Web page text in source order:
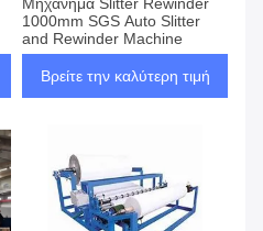
Μηχάνημα Slitter Rewinder
1000mm SGS Auto Slitter
and Rewinder Machine
Βρείτε την καλύτερη τιμή